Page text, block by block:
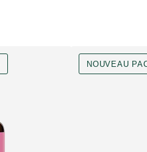
NOUVEAU